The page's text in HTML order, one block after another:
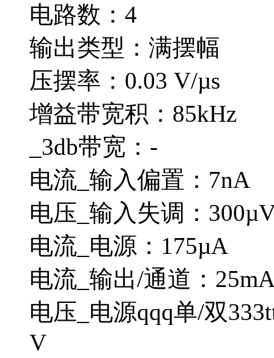
电路数：4
输出类型：满摆幅
压摆率：0.03 V/µs
增益带宽积：85kHz
_3db带宽：-
电流_输入偏置：7nA
电压_输入失调：
电流_电源：175µA
电流_输出/通道：
电压_电源qqq单/双
V